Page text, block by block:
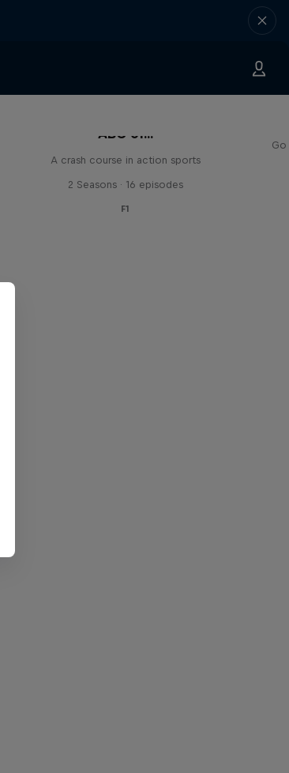
ABC of...
A crash course in action sports
2 Seasons · 16 episodes
F1